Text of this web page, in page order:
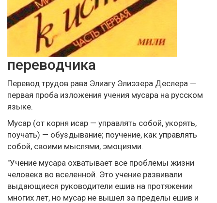
переводчика
Перевод трудов рава Элиагу Элиэзера Деслера —
первая проба изложения учения мусара на русском
языке.
Мусар (от корня исар — управлять собой, укорять,
поучать) — обуздывание; поучение, как управлять
собой, своими мыслями, эмоциями.
"Учение мусара охватывает все проблемы жизни
человека во вселенной. Это учение развивали
выдающиеся руководители ешив на протяжении
многих лет, но мусар не вышел за пределы ешив и